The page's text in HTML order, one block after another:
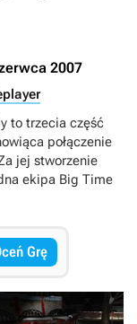
2007
to trzecia część
połączenie
jej stworzenie
ekipa Big Time
Grę